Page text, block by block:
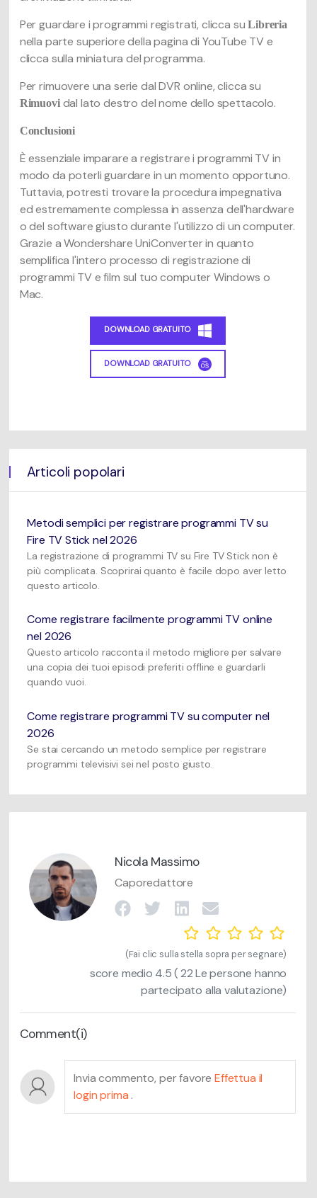
Per guardare i programmi registrati, clicca suLibreria
nella parte superiore della pagina di YouTube TV e
clicca sulla miniatura del programma.
Per rimuovere una serie dal DVR online, clicca su
Rimuovidal lato destro del nome dello spettacolo.
Conclusioni
È essenziale imparare a registrare i programmi TV in
modo da poterli guardare in un momento opportuno.
Tuttavia, potresti trovare la procedura impegnativa
ed estremamente complessa in assenza dell'hardware
o del software giusto durante l'utilizzo di un computer.
Grazie a Wondershare UniConverter in quanto
semplifica l'intero processo di registrazione di
programmi TV e film sul tuo computer Windows o
Mac.
DOWNLOAD GRATUITO
DOWNLOAD GRATUITO
Articoli popolari
Metodi semplici per registrare programmi TV su
Fire TV Stick nel 2026
La registrazione di programmi TV su Fire TV Stick non è
più complicata. Scoprirai quanto è facile dopo aver letto
questo articolo.
Come registrare facilmente programmi TV online
nel 2026
Questo articolo racconta il metodo migliore per salvare
una copia dei tuoi episodi preferiti offline e guardarli
quando vuoi.
Come registrare programmi TV su computer nel
2026
Se stai cercando un metodo semplice per registrare
programmi televisivi sei nel posto giusto.
Nicola Massimo
Caporedattore
(Fai clic sulla stella sopra per segnare)
score medio 4.5(22Le persone hanno
partecipato alla valutazione)
Comment(i)
Invia commento, per favore Effettua il
login prima .